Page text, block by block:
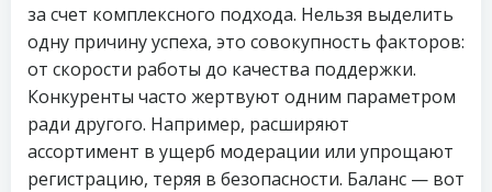
за счет комплексного подхода. Нельзя выделить
одну причину успеха, это совокупность факторов:
от скорости работы до качества поддержки.
Конкуренты часто жертвуют одним параметром
ради другого. Например, расширяют
ассортимент в ущерб модерации или упрощают
регистрацию, теряя в безопасности. Баланс — вот